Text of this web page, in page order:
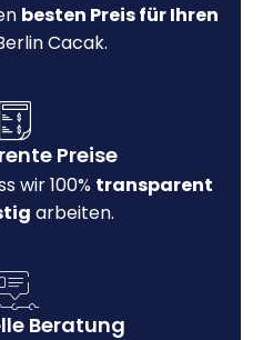
besten Preis für Ihren
Cacak.
Preise
wir 100% transparent
arbeiten.
Beratung